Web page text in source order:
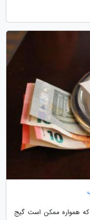
که همواره ممکن است گیج